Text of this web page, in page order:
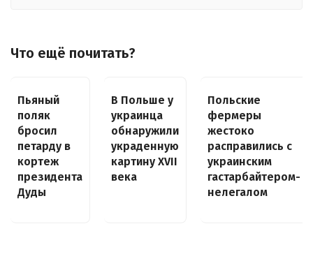
Что ещё почитать?
Пьяный
поляк
бросил
петарду в
кортеж
президента
Дуды
В Польше у
украинца
обнаружили
украденную
картину XVII
века
Польские
фермеры
жестоко
расправились с
украинским
гастарбайтером-
нелегалом